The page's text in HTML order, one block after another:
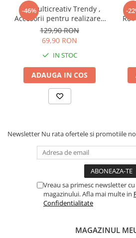
Puzzle
Roboti de jucarie
Set joaca doctor
Set joaca gradinarit
Set joaca supermarket
Seturi de constructie
Utilaje constructie de jucarie
Articole hranire bebelusi
Scaune de masa bebe
Carti pentru copii
Atlase si enciclopedii pentru copii
-46%
Set Multicreativ Trendy ,
Accesorii pentru realizarea
Bratarilor din elastic ,
Rainbow Loom Bands , 3500
piese , Multicolor
129,90 RON
69,90 RON
IN STOC
ADAUGA IN COS
-
Newsletter Nu rata ofertele si promotiile
Vreau sa primesc newsletter
magazinului. Afla mai multe in
Confidentialitate
MAGAZINUL